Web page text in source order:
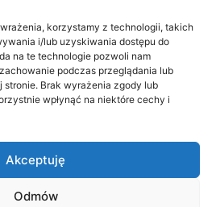
korzystamy z technologii, takich
i/lub uzyskiwania dostępu do
na te technologie pozwoli nam
podczas przeglądania lub
Brak wyrażenia zgody lub
wpłynąć na niektóre cechy i
Akceptuję
Odmów
REGION